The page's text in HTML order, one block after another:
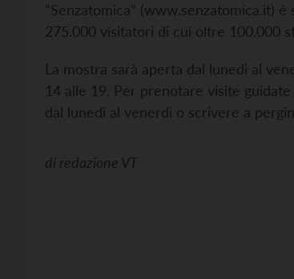
“Senzatomica” (www.senzatomica.it)
275.000 visitatori di cui oltre 100.000
La mostra sarà aperta dal lunedì al
14 alle 19. Per prenotare visite
dal lunedì al venerdì o scrivere a
di redazione VT